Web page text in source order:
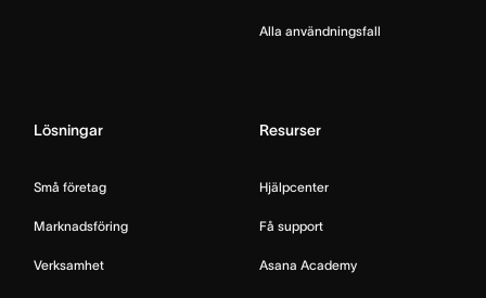
Alla användningsfall
Lösningar
Små företag
Marknadsföring
Verksamhet
Resurser
Hjälpcenter
Få support
Asana Academy